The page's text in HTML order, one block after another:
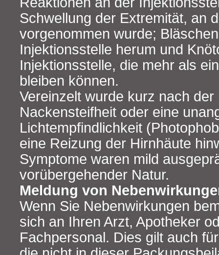
Schwellung der Extremität, an
vorgenommen wurde;
Injektionsstelle herum und
Injektionsstelle, die mehr als
bleiben können.
Vereinzelt wurde kurz nach der
Nackensteifheit oder eine
Lichtempfindlichkeit
eine Reizung der Hirnhäute
Symptome waren mild
vorübergehender Natur.
Meldung von
Wenn Sie Nebenwirkungen
sich an Ihren Arzt, Apotheker
Fachpersonal. Dies gilt auch